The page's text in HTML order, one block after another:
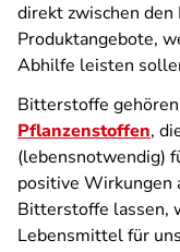
direkt zwischen den
Produktangebote,
Abhilfe leisten
Bitterstoffe
Pflanzenstoffen,
(lebensnotwendig)
positive Wirkungen
Bitterstoffe lassen,
Lebensmittel für